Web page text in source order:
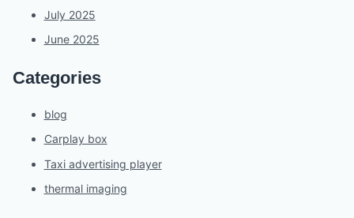
July 2025
June 2025
Categories
blog
Carplay box
Taxi advertising player
thermal imaging